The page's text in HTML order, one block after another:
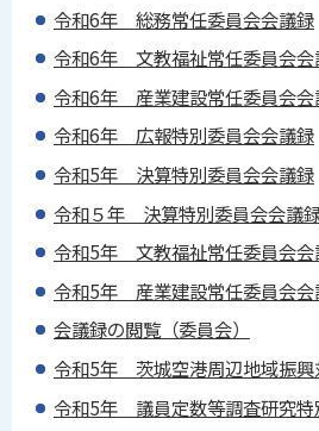
令和6年 総務常任委員会会議録
令和6年 文教福祉常任委員会会
令和6年 産業建設常任委員会会
令和6年 広報特別委員会会議録
令和5年 決算特別委員会会議録
令和５年 決算特別委員会会議
令和5年 文教福祉常任委員会会
令和5年 産業建設常任委員会会
会議録の閲覧（委員会）
令和5年 茨城空港周辺地域振興
令和5年 議員定数等調査研究特